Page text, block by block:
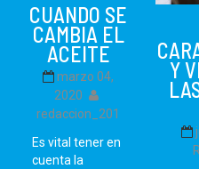
CUANDO SE
CAMBIA EL
ACEITE
marzo 04,
2020
redaccion_201
Es vital tener en
cuenta la
Y